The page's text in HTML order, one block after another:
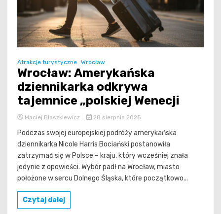
Atrakcje turystyczne Wrocław
Wrocław: Amerykańska
dziennikarka odkrywa
tajemnice „polskiej Wenecji
Maciej Błaszkiewicz 28 sierpnia 2025
Podczas swojej europejskiej podróży amerykańska
dziennikarka Nicole Harris Bociański postanowiła
zatrzymać się w Polsce – kraju, który wcześniej znała
jedynie z opowieści. Wybór padł na Wrocław, miasto
położone w sercu Dolnego Śląska, które początkowo...
Czytaj dalej